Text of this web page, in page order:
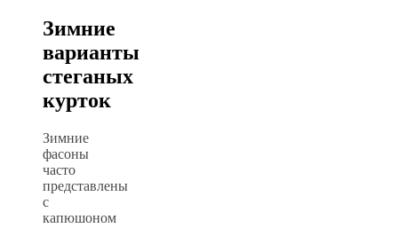
Зимние
варианты
стеганых
курток
Зимние
фасоны
часто
представлены
с
капюшоном